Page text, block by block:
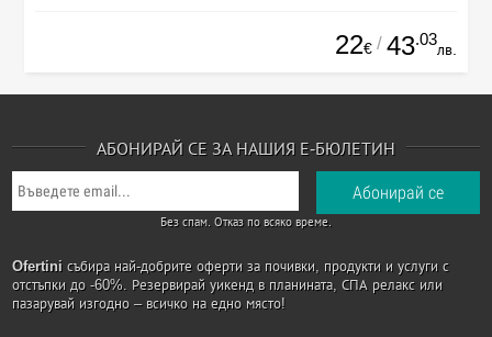
22€ / 43.03
лв.
АБОНИРАЙ СЕ ЗА НАШИЯ Е-БЮЛЕТИН
Без спам. Отказ по всяко време.
Ofertini събира най-добрите оферти за почивки, продукти и услуги с
отстъпки до -60%. Резервирай уикенд в планината, СПА релакс или
пазарувай изгодно – всичко на едно място!